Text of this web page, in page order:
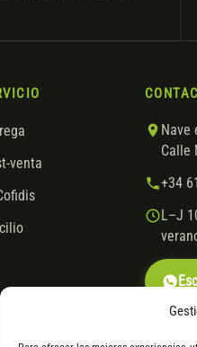
venta
Nave
Calle
+34
L–J